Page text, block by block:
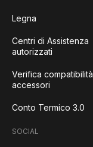
Legna
Centri di Assistenza
autorizzati
Verifica compatibilità
accessori
Conto Termico 3.0
SOCIAL